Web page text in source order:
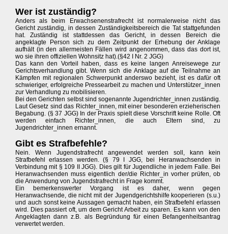
Wer ist zuständig?
Anders als beim Erwachsenenstrafrecht ist normalerweise nicht das
Gericht zuständig, in dessen Zuständigkeitsbereich die Tat stattgefunden
hat. Zuständig ist stattdessen das Gericht, in dessen Bereich die
angeklagte Person sich zu dem Zeitpunkt der Erhebung der Anklage
aufhält (in den allermeisten Fällen wird angenommen, dass das dort ist,
wo sie ihren offiziellen Wohnsitz hat).(§42 I Nr. 2 JGG)
Das kann den Vorteil haben, dass es keine langen Anreisewege zur
Gerichtsverhandlung gibt. Wenn sich die Anklage auf die Teilnahme an
Kämpfen mit regionalen Schwerpunkt anderswo bezieht, ist es dafür oft
schwieriger, erfolgreiche Pressearbeit zu machen und Unterstützer_innen
zur Verhandlung zu mobilisieren.
Bei den Gerichten selbst sind sogenannte Jugendrichter_innen zuständig.
Laut Gesetz sind das Richter_innen, mit einer besonderen erzieherischen
Begabung. (§ 37 JGG) In der Praxis spielt diese Vorschrift keine Rolle. Oft
werden einfach Richter_innen, die auch Eltern sind, zu
Jugendrichter_innen ernannt.
Gibt es Strafbefehle?
Nein. Wenn Jugendstrafrecht angewendet werden soll, kann kein
Strafbefehl erlassen werden. (§ 79 I JGG, bei Heranwachsenden in
Verbindung mit § 109 II JGG). Dies gilt für Jugendliche in jedem Falle. Bei
Heranwachsenden muss eigentlich der/die Richter_in vorher prüfen, ob
die Anwendung von Jugendstrafrecht in Frage kommt.
Ein bemerkenswerter Vorgang ist es daher, wenn gegen
Heranwachsende, die nicht mit der Jugendgerichtshilfe kooperieren (s.u.)
und auch sonst keine Aussagen gemacht haben, ein Strafbefehl erlassen
wird. Dies passiert oft, um dem Gericht Arbeit zu sparen. Es kann von den
Angeklagten dann z.B. als Begründung für einen Befangenheitsantrag
verwertet werden.